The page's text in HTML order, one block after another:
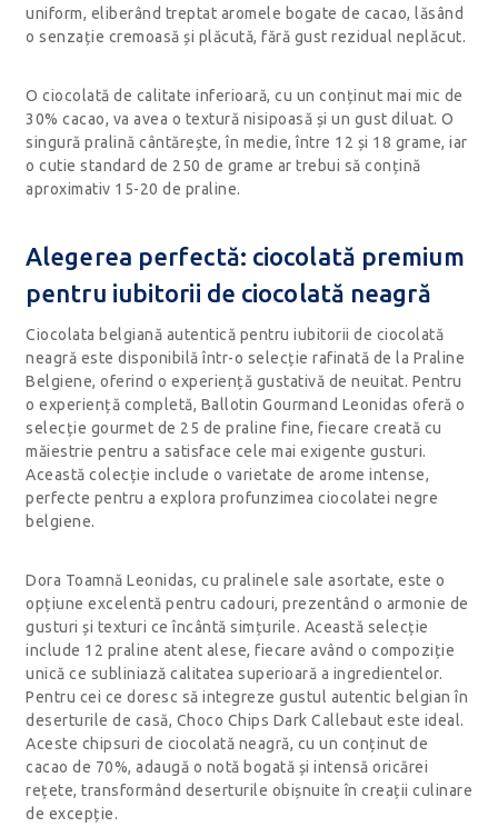
uniform, eliberând treptat aromele bogate de cacao, lăsând
o senzație cremoasă și plăcută, fără gust rezidual neplăcut.
O ciocolată de calitate inferioară, cu un conținut mai mic de
30% cacao, va avea o textură nisipoasă și un gust diluat. O
singură pralină cântărește, în medie, între 12 și 18 grame, iar
o cutie standard de 250 de grame ar trebui să conțină
aproximativ 15-20 de praline.
Alegerea perfectă: ciocolată premium
pentru iubitorii de ciocolată neagră
Ciocolata belgiană autentică pentru iubitorii de ciocolată
neagră este disponibilă într-o selecție rafinată de la Praline
Belgiene, oferind o experiență gustativă de neuitat. Pentru
o experiență completă, Ballotin Gourmand Leonidas oferă o
selecție gourmet de 25 de praline fine, fiecare creată cu
măiestrie pentru a satisface cele mai exigente gusturi.
Această colecție include o varietate de arome intense,
perfecte pentru a explora profunzimea ciocolatei negre
belgiene.
Dora Toamnă Leonidas, cu pralinele sale asortate, este o
opțiune excelentă pentru cadouri, prezentând o armonie de
gusturi și texturi ce încântă simțurile. Această selecție
include 12 praline atent alese, fiecare având o compoziție
unică ce subliniază calitatea superioară a ingredientelor.
Pentru cei ce doresc să integreze gustul autentic belgian în
deserturile de casă, Choco Chips Dark Callebaut este ideal.
Aceste chipsuri de ciocolată neagră, cu un conținut de
cacao de 70%, adaugă o notă bogată și intensă oricărei
rețete, transformând deserturile obișnuite în creații culinare
de excepție.